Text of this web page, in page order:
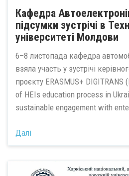
Кафедра
підсумки зустрічі в
університеті Молдови
6–8 листопада кафедра
взяла участь у зустрічі
проєкту ERASMUS+
of HEIs education process in
sustainable engagement with
Далі